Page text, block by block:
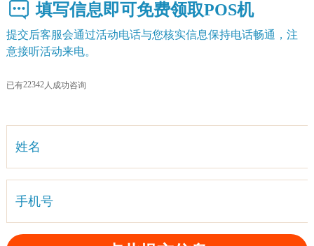
填写信息即可免费领取POS机
提交后客服会通过活动电话与您核实信息保持电话畅通，注
意接听活动来电。
已有22342人成功咨询
姓名
手机号